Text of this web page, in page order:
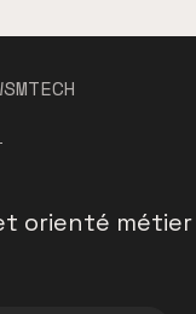
orienté métier